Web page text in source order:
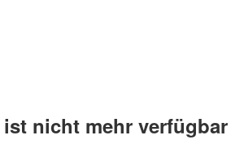
nicht mehr verfügbar